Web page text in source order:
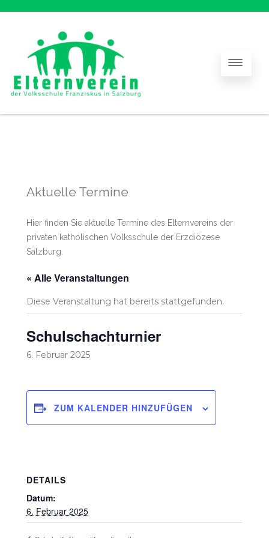
Aktuelle Termine
Hier finden Sie aktuelle Termine des Elternvereins der
privaten katholischen Volksschule der Erzdiözese
Salzburg.
« Alle Veranstaltungen
Diese Veranstaltung hat bereits stattgefunden.
Schulschachturnier
6. Februar 2025
ZUM KALENDER HINZUFÜGEN
DETAILS
Datum:
6. Februar 2025